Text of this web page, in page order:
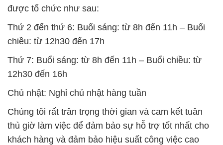
được tổ chức như sau:
Thứ 2 đến thứ 6: Buổi sáng: từ 8h đến 11h – Buổi
chiều: từ 12h30 đến 17h
Thứ 7: Buổi sáng: từ 8h đến 11h – Buổi chiều: từ
12h30 đến 16h
Chủ nhật: Nghỉ chủ nhật hàng tuần
Chúng tôi rất trân trọng thời gian và cam kết tuân
thủ giờ làm việc để đảm bảo sự hỗ trợ tốt nhất cho
khách hàng và đảm bảo hiệu suất công việc cao